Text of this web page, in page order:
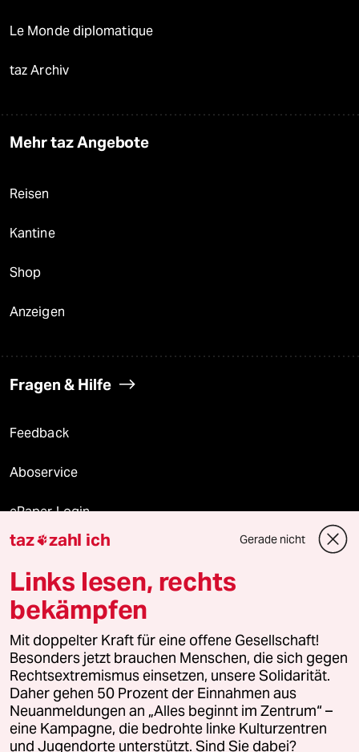
Le Monde diplomatique
taz Archiv
Mehr taz Angebote
Reisen
Kantine
Shop
Anzeigen
Fragen & Hilfe
Feedback
Aboservice
ePaper Login
Downloads für Abonnierende
© 2026 taz Verlags und Vertriebs GmbH
Alle Rechte vorbehalten. Bei rechtlichen Fragen oder für Genehmigungen
wenden Sie sich bitte an
lizenzen@taz.de
Feedback Redaktionsstatut Kommune-Richtlinien
Leitlinie Informant Datenschutz Impressum AGB
taz zahl ich Gerade nicht
Links lesen, rechts
bekämpfen
Mit doppelter Kraft für eine offene Gesellschaft!
Besonders jetzt brauchen Menschen, die sich gegen
Rechtsextremismus einsetzen, unsere Solidarität.
Daher gehen 50 Prozent der Einnahmen aus
Neuanmeldungen an „Alles beginnt im Zentrum“ –
eine Kampagne, die bedrohte linke Kulturzentren
und Jugendorte unterstützt. Sind Sie dabei?